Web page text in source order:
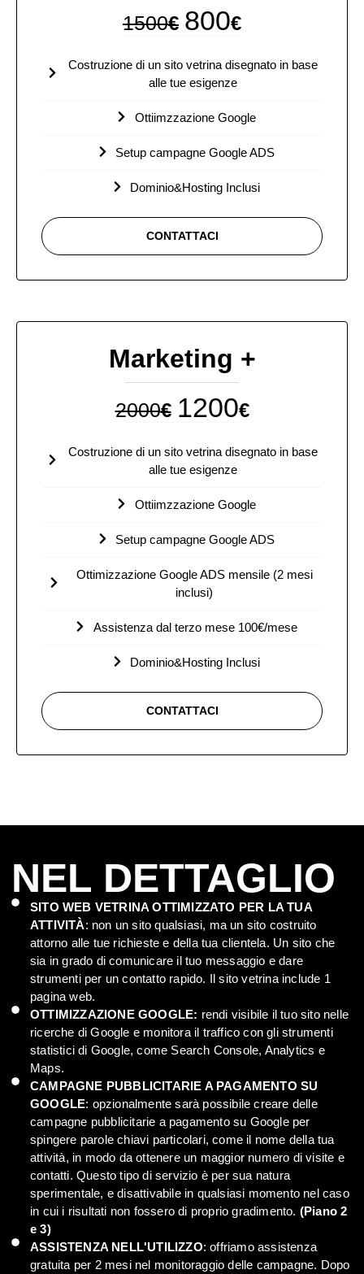
1500€ 800€
Costruzione di un sito vetrina disegnato in base
alle tue esigenze
Ottiimzzazione Google
Setup campagne Google ADS
Dominio&Hosting Inclusi
CONTATTACI
Marketing +
2000€ 1200€
Costruzione di un sito vetrina disegnato in base
alle tue esigenze
Ottiimzzazione Google
Setup campagne Google ADS
Ottimizzazione Google ADS mensile (2 mesi
inclusi)
Assistenza dal terzo mese 100€/mese
Dominio&Hosting Inclusi
CONTATTACI
NEL DETTAGLIO
SITO WEB VETRINA OTTIMIZZATO PER LA TUA
ATTIVITÀ: non un sito qualsiasi, ma un sito costruito
attorno alle tue richieste e della tua clientela. Un sito che
sia in grado di comunicare il tuo messaggio e dare
strumenti per un contatto rapido. Il sito vetrina include 1
pagina web.
OTTIMIZZAZIONE GOOGLE: rendi visibile il tuo sito nelle
ricerche di Google e monitora il traffico con gli strumenti
statistici di Google, come Search Console, Analytics e
Maps.
CAMPAGNE PUBBLICITARIE A PAGAMENTO SU
GOOGLE: opzionalmente sarà possibile creare delle
campagne pubblicitarie a pagamento su Google per
spingere parole chiavi particolari, come il nome della tua
attività, in modo da ottenere un maggior numero di visite e
contatti. Questo tipo di servizio è per sua natura
sperimentale, e disattivabile in qualsiasi momento nel caso
in cui i risultati non fossero di proprio gradimento. (Piano 2
e 3)
ASSISTENZA NELL'UTILIZZO: offriamo assistenza
gratuita per 2 mesi nel monitoraggio delle campagne. Dopo